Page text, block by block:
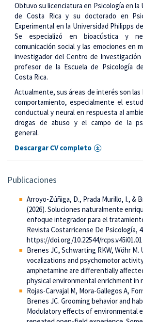
Obtuvo su licenciatura en Psicología en la
de Costa Rica y su doctorado en
Experimental en la Universidad Philipps
Se especializó en bioacústica y
comunicación social y las emociones en
investigador del Centro de
profesor de la Escuela de Psicología
Costa Rica.
Actualmente, sus áreas de interés son las
comportamiento, especialmente el
conductual y neural en respuesta al
drogas de abuso y el campo de la
general.
Descargar CV completo
Publicaciones
Arroyo-Zúñiga, D., Prada Murillo, I., &
(2026). Soluciones naturalmente
enfoque integrador para el
Revista Costarricense De Psicología,
https://doi.org/10.22544/rcps.v45i01.01
Brenes JC, Schwarting RKW, Wöhr M.
vocalizations and psychomotor
amphetamine are differentially
physical environmental enrichment in
Rojas-Carvajal M, Mora-Gallegos A,
Brenes JC. Grooming behavior and
Modulatory effects of environmental